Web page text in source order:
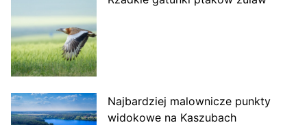
Najbardziej malownicze punkty
widokowe na Kaszubach